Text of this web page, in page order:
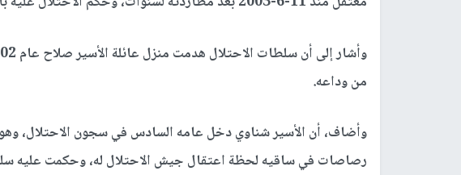
من وداعه.
رصاصات في ساقيه لحظة اعتقال جيش الاحتلال له، وحكمت عليه سلطات